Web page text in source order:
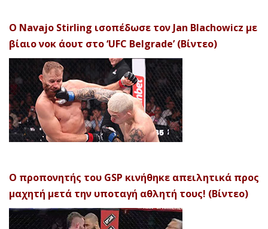
Ο Navajo Stirling ισοπέδωσε τον Jan Blachowicz με
βίαιο νοκ άουτ στο ‘UFC Belgrade’ (Βίντεο)
Ο προπονητής του GSP κινήθηκε απειλητικά προς
μαχητή μετά την υποταγή αθλητή τους! (Βίντεο)